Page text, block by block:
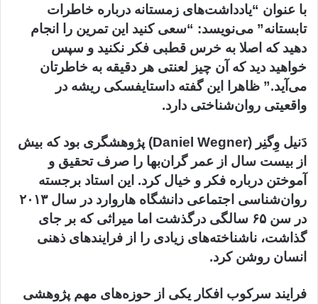
با عنوان “یادداشت‌های زمستانه درباره خاطرات
تابستانه” می‌نویسد: “سعی کنید این تمرین را انجام
دهید که اصلا به خرس قطبی فکر نکنید و سپس
خواهید دید که آن چیز لعنتی هر دقیقه به خاطرتان
می‌آید.” ظاهرا این گفته داستایفسکی ریشه در
واقعیتی روان‌شناختی دارد.
دَنیل وِگنِر (Daniel Wegner) پژوهشگری بود که بیش
از بیست سال از عمر گران‌بها را صرف تحقیق و
آموختن درباره فکر و خیال کرد. این استاد برجسته
روان‌شناسی اجتماعی دانشگاه هاروارد در سال ۲۰۱۳
در سن ۶۵ سالگی درگذشت اما میراثی که بر جای
گذاشت، ناشناخته‌های زیادی را از فرایندهای ذهنی
انسان روشن کرد.
فرایند سرکوب افکار یکی از حوزه‌های مهم پژوهشی